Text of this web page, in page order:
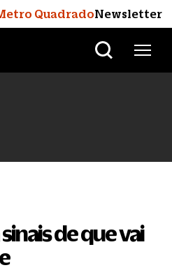
QuadradoNewsletter
de que vai